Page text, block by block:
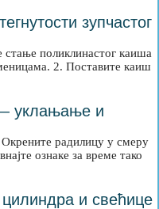
зупчастог
поликлинастог каиша
2. Поставите каиш
уклањање и
радилицу у смеру
ознаке за време тако
и свећице